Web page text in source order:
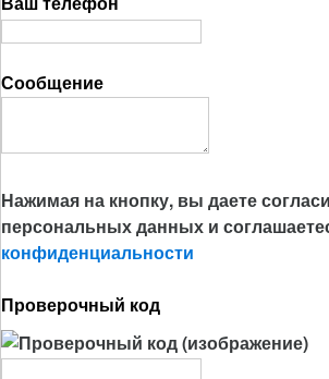
Сообщение
Нажимая на кнопку, вы даете
персональных данных и
конфиденциальности
Проверочный код